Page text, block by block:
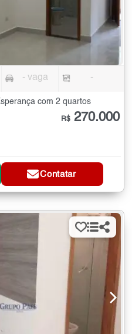
- vaga -
com 2 quartos
R$ 270.000
Contatar